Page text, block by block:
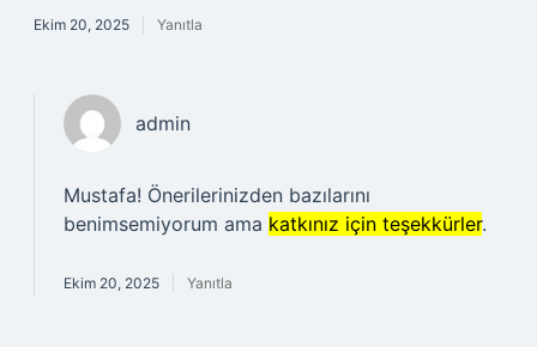
Ekim 20, 2025 Yanıtla
admin
Mustafa! Önerilerinizden bazılarını
benimsemiyorum ama katkınız için teşekkürler.
Ekim 20, 2025 Yanıtla